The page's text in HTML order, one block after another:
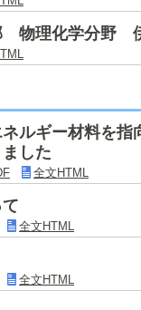
物理化学分野
ルギー材料を
した
全文HTML
全文HTML
全文HTML